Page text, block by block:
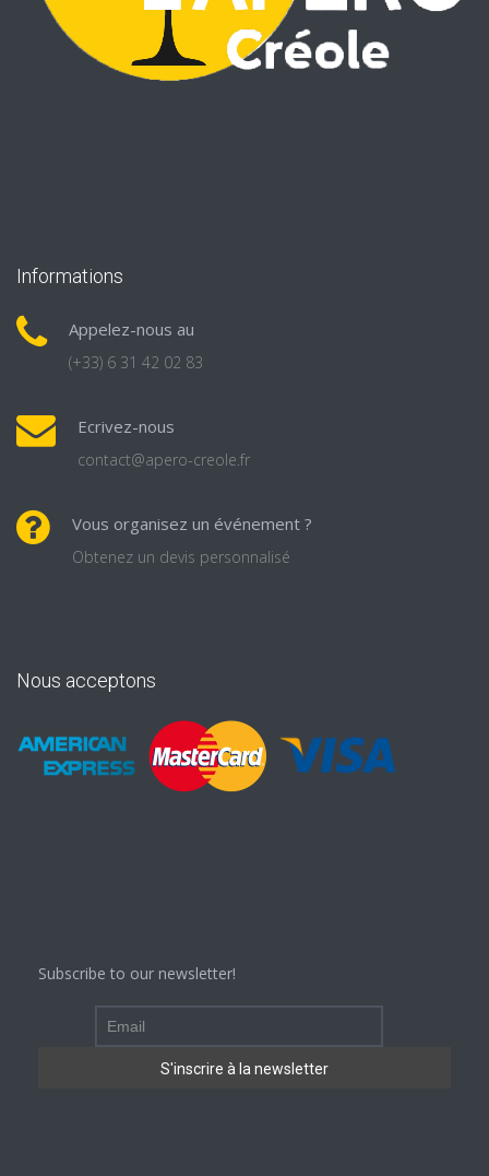
Informations
Appelez-nous au
(+33) 6 31 42 02 83
Ecrivez-nous
contact@apero-creole.fr
Vous organisez un événement ?
Obtenez un devis personnalisé
Nous acceptons
Subscribe to our newsletter!